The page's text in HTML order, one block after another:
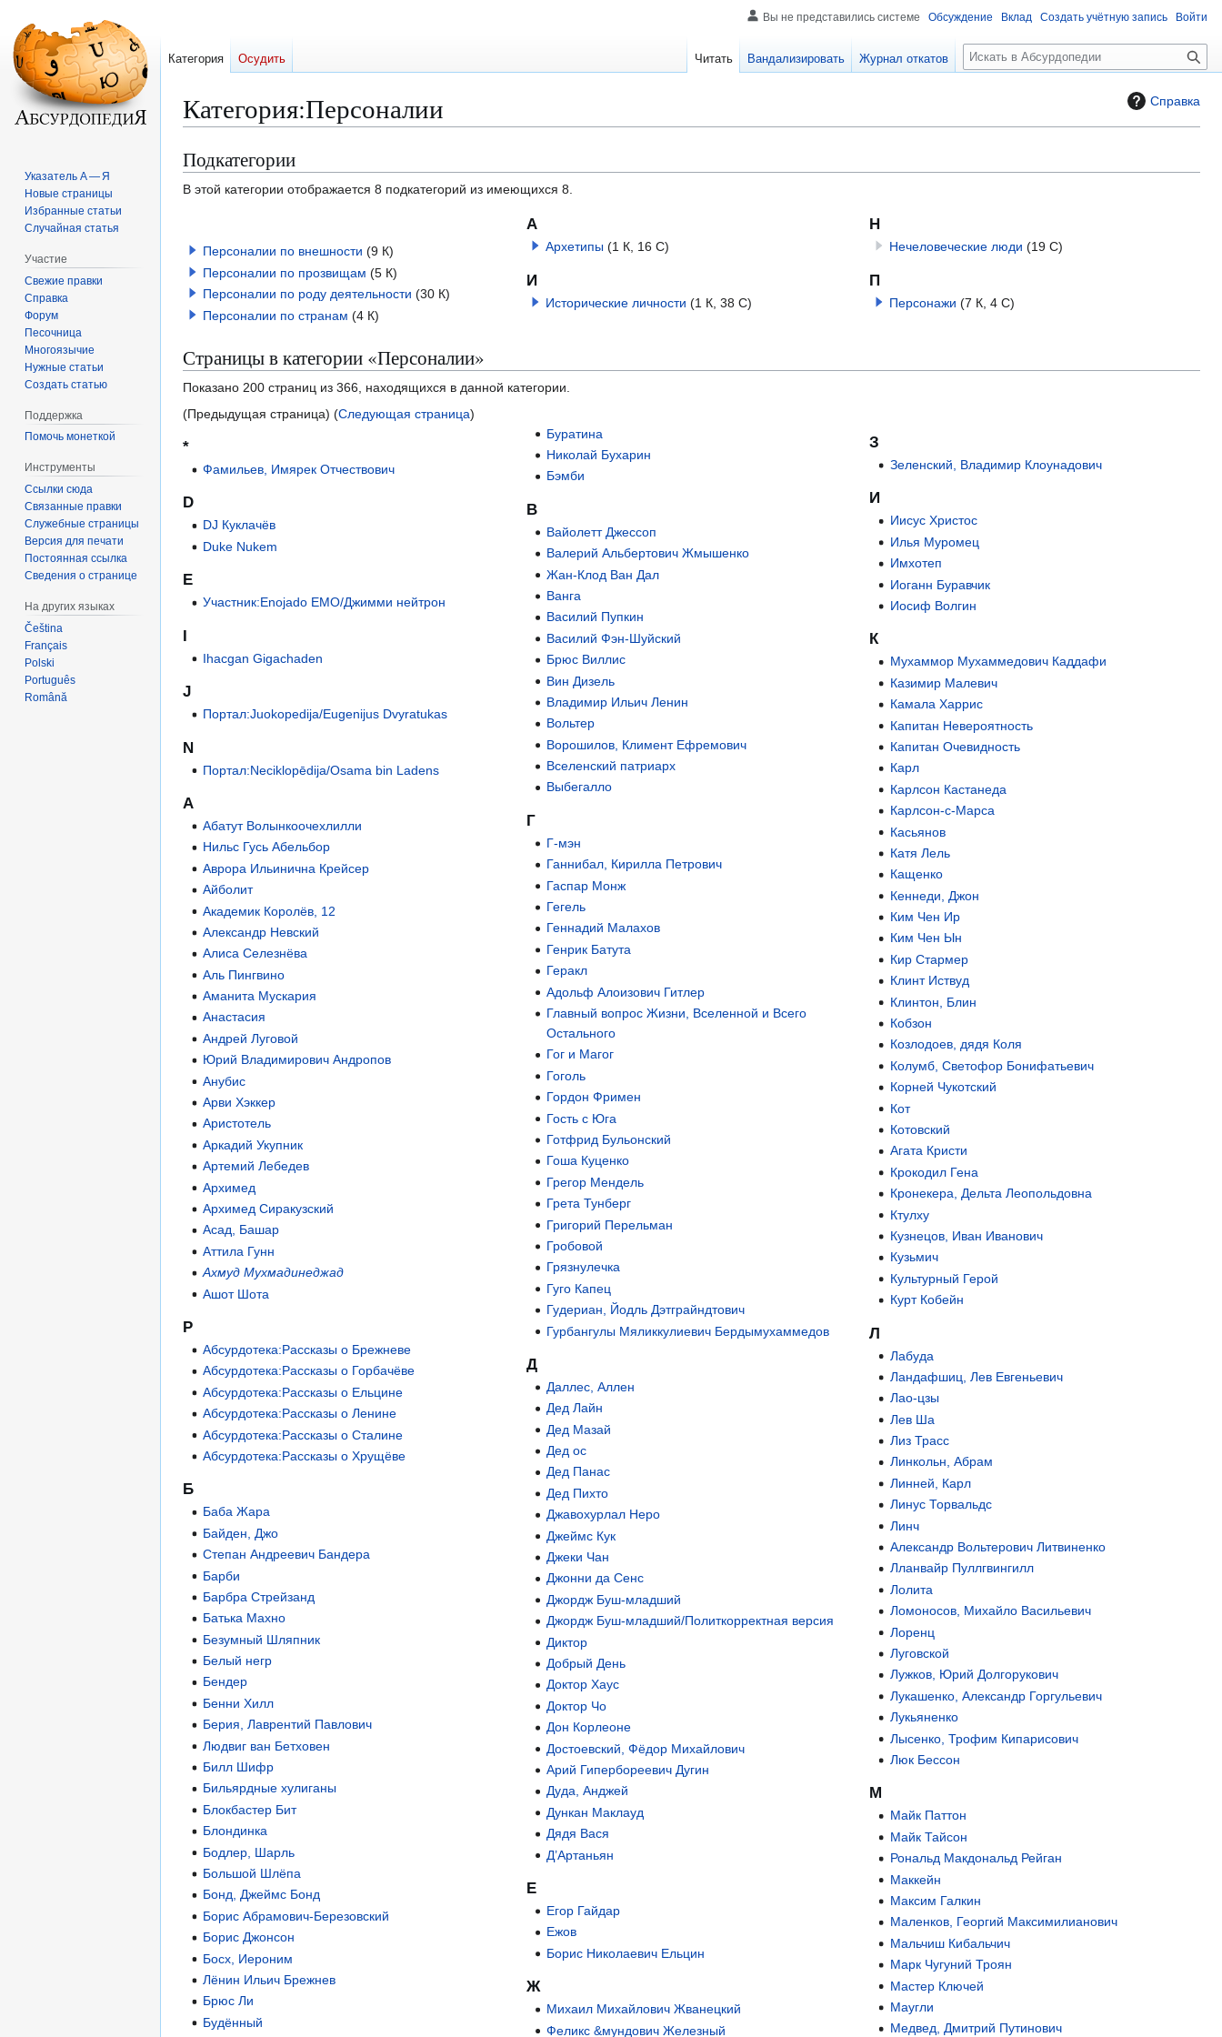
Справка
Категория:Персоналии
Перейти
к
навигации
Перейти
к
поиску
Подкатегории
В этой категории отображается 8 подкатегорий из имеющихся 8.
Персоналии по внешности (9 К)
Персоналии по прозвищам (5 К)
Персоналии по роду деятельности (30 К)
Персоналии по странам (4 К)
А
Архетипы (1 К, 16 С)
И
Исторические личности (1 К, 38 С)
Н
Нечеловеческие люди (19 С)
П
Персонажи (7 К, 4 С)
Страницы в категории «Персоналии»
Показано 200 страниц из 366, находящихся в данной категории.
(Предыдущая страница) (Следующая страница)
*
Фамильев, Имярек Отчествович
D
DJ Куклачёв
Duke Nukem
E
Участник:Enojado EMO/Джимми нейтрон
I
Ihacgan Gigachaden
J
Портал:Juokopedija/Eugenijus Dvyratukas
N
Портал:Neciklopēdija/Osama bin Ladens
А
Абатут Волынкоочехлилли
Нильс Гусь Абельбор
Аврора Ильинична Крейсер
Айболит
Академик Королёв, 12
Александр Невский
Алиса Селезнёва
Аль Пингвино
Аманита Мускария
Анастасия
Андрей Луговой
Юрий Владимирович Андропов
Анубис
Арви Хэккер
Аристотель
Аркадий Укупник
Артемий Лебедев
Архимед
Архимед Сиракузский
Асад, Башар
Аттила Гунн
Ахмуд Мухмадинеджад
Ашот Шота
Р
Абсурдотека:Рассказы о Брежневе
Абсурдотека:Рассказы о Горбачёве
Абсурдотека:Рассказы о Ельцине
Абсурдотека:Рассказы о Ленине
Абсурдотека:Рассказы о Сталине
Абсурдотека:Рассказы о Хрущёве
Б
Баба Жара
Байден, Джо
Степан Андреевич Бандера
Барби
Барбра Стрейзанд
Батька Махно
Безумный Шляпник
Белый негр
Бендер
Бенни Хилл
Берия, Лаврентий Павлович
Людвиг ван Бетховен
Билл Шифр
Бильярдные хулиганы
Блокбастер Бит
Блондинка
Бодлер, Шарль
Большой Шлёпа
Бонд, Джеймс Бонд
Борис Абрамович-Березовский
Борис Джонсон
Босх, Иероним
Лёнин Ильич Брежнев
Брюс Ли
Будённый
Буратина
Николай Бухарин
Бэмби
В
Вайолетт Джессоп
Валерий Альбертович Жмышенко
Жан-Клод Ван Дал
Ванга
Василий Пупкин
Василий Фэн-Шуйский
Брюс Виллис
Вин Дизель
Владимир Ильич Ленин
Вольтер
Ворошилов, Климент Ефремович
Вселенский патриарх
Выбегалло
Г
Г-мэн
Ганнибал, Кирилла Петрович
Гаспар Монж
Гегель
Геннадий Малахов
Генрик Батута
Геракл
Адольф Алоизович Гитлер
Главный вопрос Жизни, Вселенной и Всего
Остального
Гог и Магог
Гоголь
Гордон Фримен
Гость с Юга
Готфрид Бульонский
Гоша Куценко
Грегор Мендель
Грета Тунберг
Григорий Перельман
Гробовой
Грязнулечка
Гуго Капец
Гудериан, Йодль Дэтграйндтович
Гурбангулы Мяликкулиевич Бердымухаммедов
Д
Даллес, Аллен
Дед Лайн
Дед Мазай
Дед ос
Дед Панас
Дед Пихто
Джавохурлал Неро
Джеймс Кук
Джеки Чан
Джонни да Сенс
Джордж Буш-младший
Джордж Буш-младший/Политкорректная версия
Диктор
Добрый День
Доктор Хаус
Доктор Чо
Дон Корлеоне
Достоевский, Фёдор Михайлович
Арий Гипербореевич Дугин
Дуда, Анджей
Дункан Маклауд
Дядя Вася
Д’Артаньян
Е
Егор Гайдар
Ежов
Борис Николаевич Ельцин
Ж
Михаил Михайлович Жванецкий
Феликс &мундович Железный
З
Зеленский, Владимир Клоунадович
И
Иисус Христос
Илья Муромец
Имхотеп
Иоганн Буравчик
Иосиф Волгин
К
Мухаммор Мухаммедович Каддафи
Казимир Малевич
Камала Харрис
Капитан Невероятность
Капитан Очевидность
Карл
Карлсон Кастанеда
Карлсон-с-Марса
Касьянов
Катя Лель
Кащенко
Кеннеди, Джон
Ким Чен Ир
Ким Чен Ын
Кир Стармер
Клинт Иствуд
Клинтон, Блин
Кобзон
Козлодоев, дядя Коля
Колумб, Светофор Бонифатьевич
Корней Чукотский
Кот
Котовский
Агата Кристи
Крокодил Гена
Кронекера, Дельта Леопольдовна
Ктулху
Кузнецов, Иван Иванович
Кузьмич
Культурный Герой
Курт Кобейн
Л
Лабуда
Ландафшиц, Лев Евгеньевич
Лао-цзы
Лев Ша
Лиз Трасс
Линкольн, Абрам
Линней, Карл
Линус Торвальдс
Линч
Александр Вольтерович Литвиненко
Лланвайр Пуллгвингилл
Лолита
Ломоносов, Михайло Васильевич
Лоренц
Луговской
Лужков, Юрий Долгорукович
Лукашенко, Александр Горгульевич
Лукьяненко
Лысенко, Трофим Кипарисович
Люк Бессон
М
Майк Паттон
Майк Тайсон
Рональд Макдональд Рейган
Маккейн
Максим Галкин
Маленков, Георгий Максимилианович
Мальчиш Кибальчич
Марк Чугуний Троян
Мастер Ключей
Маугли
Медвед, Дмитрий Путинович
Вы не представились системе Обсуждение Вклад Создать учётную запись Войти
Категория Осудить Читать Вандализировать Журнал откатов
П
о
к
Указатель А — Я
Новые страницы
Избранные статьи
Случайная статья
Участие
Свежие правки
Справка
Форум
Песочница
Многоязычие
Нужные статьи
Создать статью
Поддержка
Помочь монеткой
Инструменты
Ссылки сюда
Связанные правки
Служебные страницы
Версия для печати
Постоянная ссылка
Сведения о странице
На других языках
Čeština
Français
Polski
Português
Română